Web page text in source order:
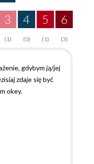
6
(3)
5
(1)
4
(0)
3
(1)
gdybym ją/jej
zdaje się być
okey.